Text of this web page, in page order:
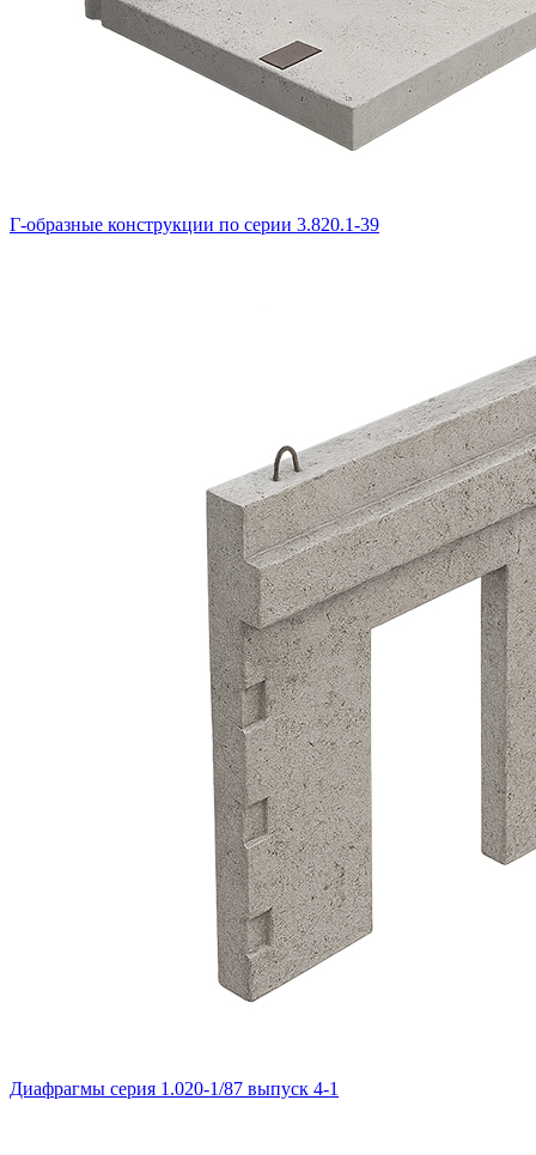
Г-образные конструкции по серии 3.820.1-39
Диафрагмы серия 1.020-1/87 выпуск 4-1